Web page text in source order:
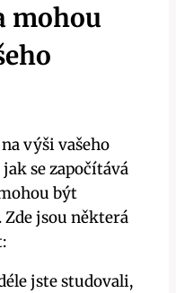
mohou
výši vašeho
se započítává
být
jsou některá
jste studovali,